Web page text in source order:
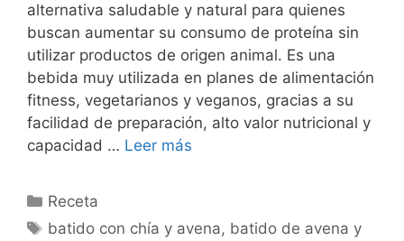
alternativa saludable y natural para quienes
buscan aumentar su consumo de proteína sin
utilizar productos de origen animal. Es una
bebida muy utilizada en planes de alimentación
fitness, vegetarianos y veganos, gracias a su
facilidad de preparación, alto valor nutricional y
capacidad … Leer más
Categorías
Receta
Etiquetas
batido con chía y avena, batido de avena y